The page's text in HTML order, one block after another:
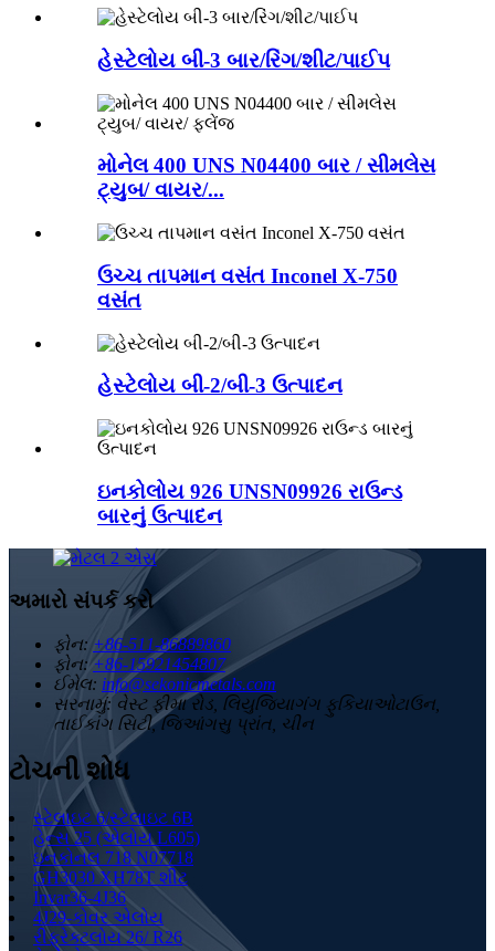
હેસ્ટેલોય બી-3 બાર/રિંગ/શીટ/પાઈપ
મોનેલ 400 UNS N04400 બાર / સીમલેસ
ટ્યુબ/ વાયર/...
ઉચ્ચ તાપમાન વસંત Inconel X-750
વસંત
હેસ્ટેલોય બી-2/બી-3 ઉત્પાદન
ઇનકોલોય 926 UNSN09926 રાઉન્ડ
બારનું ઉત્પાદન
અમારો સંપર્ક કરો
ફોન: +86-511-86889860
ફોન: +86-15921454807
ઈમેલ: info@sekonicmetals.com
સરનામું: વેસ્ટ ફીમા રોડ, લિયુજિયાગંગ ફુકિયાઓટાઉન,
તાઈકાંગ સિટી, જિઆંગસુ પ્રાંત, ચીન
ટોચની શોધ
સ્ટેલાઇટ 6/સ્ટેલાઇટ 6B
હેન્સ 25 (એલોય L605)
ઇનકોનલ 718 N07718
GH3030 XH78T શીટ
Invar36-4J36
4J29-કોવર એલોય
રીફ્રેક્ટલોય 26/ R26